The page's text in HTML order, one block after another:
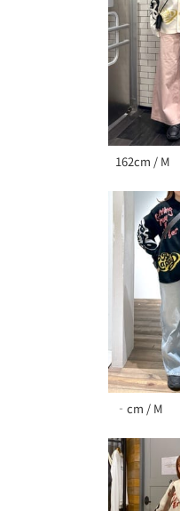
162cm / M
‐cm / M